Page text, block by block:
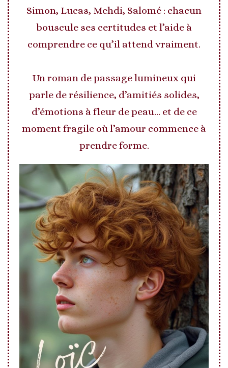
Simon, Lucas, Mehdi, Salomé : chacun
bouscule ses certitudes et l’aide à
comprendre ce qu’il attend vraiment.
Un roman de passage lumineux qui
parle de résilience, d’amitiés solides,
d’émotions à fleur de peau… et de ce
moment fragile où l’amour commence à
prendre forme.